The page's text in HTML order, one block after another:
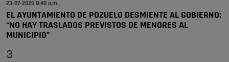
23-07-2025 8:40 a.m.
EL AYUNTAMIENTO DE POZUELO DESMIENTE AL GOBIERNO:
“NO HAY TRASLADOS PREVISTOS DE MENORES AL
MUNICIPIO”
3